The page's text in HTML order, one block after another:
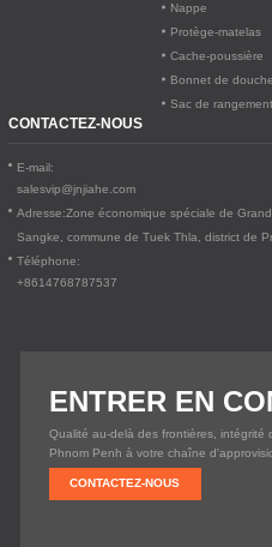
Nappe
Protège-matelas
Cache-poussière
Bonnet de douche
Sac de
CONTACTEZ-NOUS
E-mail:
salesvip@jnjiahe.com
Adresse:Zone économique spéciale de
Sangke, commune de Tuek Thla, district de
Téléphone:
+8614768787537
ENTRER EN
Qualité au-delà des frontières, intégrité
Phnom Penh à votre chaîne
CONTACTEZ-NOUS